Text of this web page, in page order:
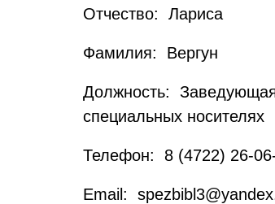
Отчество: Лариса
Фамилия: Вергун
Должность: Заведующая
специальных носителях
Телефон: 8 (4722) 26-
Email: